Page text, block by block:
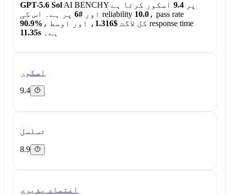
GPT-5.6 Sol
AI BENCHY پر9.4 اسکور کرتا ہے
اور#6 پر ہے۔ اس کی reliability 10.0، pass rate
90.9%
، کل لاگت$1.316
، اور اوسط response time
11.35s
ہے۔
اسکور
9.4
تسلسل
8.9
اعتماد پذیری